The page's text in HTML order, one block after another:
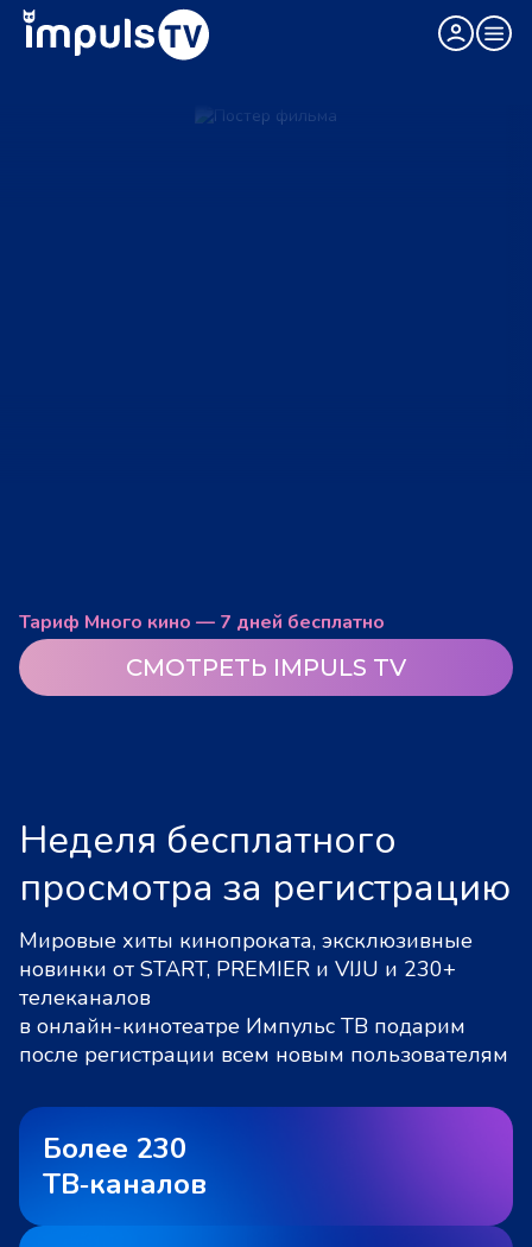
Тариф Много кино — 7 дней бесплатно
СМОТРЕТЬ IMPULS TV
Неделя бесплатного
просмотра за регистрацию
Мировые хиты кинопроката, эксклюзивные
новинки от START, PREMIER и VIJU и 230+
телеканалов
в онлайн-кинотеатре Импульс ТВ подарим
после регистрации всем новым пользователям
Более 230
ТВ‑каналов